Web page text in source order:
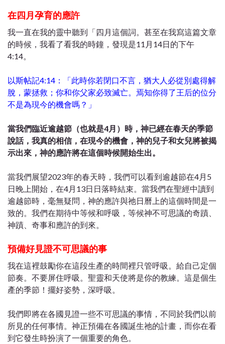
在四月孕育的應許
我一直在我的靈中聽到「四月這個詞。甚至在我寫這篇文章
的時候，我看了看我的時鐘，發現是11月14日的下午
4:14。
以斯帖記4:14：「此時你若閉口不言，猶大人必從別處得解
脫，蒙拯救；你和你父家必致滅亡。焉知你得了王后的位分
不是為現今的機會嗎？」
當我們臨近逾越節（也就是4月）時，神已經在春天的季節
說話，我真的相信，在現今的機會，神的兒子和女兒將被揭
示出來，神的應許將在這個時候開始生出。
當我們展望2023年的春天時，我們可以看到逾越節在4月5
日晚上開始，在4月13日日落時結束。當我們在聖經中讀到
逾越節時，毫無疑問，神的應許與祂日曆上的這個時間是一
致的。我們在期待中等候和呼吸，等候神不可思議的奇蹟、
神蹟、奇事和應許的到來。
預備好見證不可思議的事
我在這裡鼓勵你在這段生產的時間裡只管呼吸。給自己定個
節奏。不要屏住呼吸。聖靈和天使將是你的教練。這是個生
產的季節！擺好姿勢，深呼吸。
我們即將在各國見證一些不可思議的事情，不同於我們以前
所見的任何事情。神正預備在各國誕生祂的計畫，而你在看
到它發生時扮演了一個重要的角色。